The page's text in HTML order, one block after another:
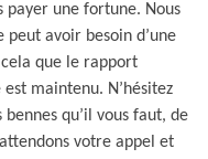
payer une fortune. Nous
peut avoir besoin d’une
cela que le rapport
maintenu. N’hésitez
qu’il vous faut, de
votre appel et